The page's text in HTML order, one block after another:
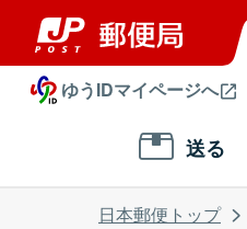
ゆうIDマイページへ
送る
日本郵便トップ